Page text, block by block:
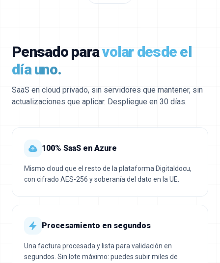
Pensado paravolar desde el
día uno.
SaaS en cloud privado, sin servidores que mantener, sin
actualizaciones que aplicar. Despliegue en 30 días.
100% SaaS en Azure
Mismo cloud que el resto de la plataforma Digitaldocu,
con cifrado AES-256 y soberanía del dato en la UE.
Procesamiento en segundos
Una factura procesada y lista para validación en
segundos. Sin lote máximo: puedes subir miles de